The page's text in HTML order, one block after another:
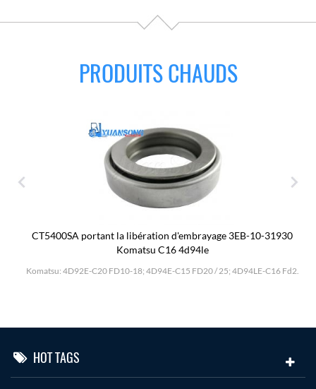
PRODUITS CHAUDS
CT5400SA portant la libération d'embrayage 3EB-10-31930
Komatsu C16 4d94le
Komatsu: 4D92E-C20 FD10-18; 4D94E-C15 FD20 / 25; 4D94LE-C16 Fd2.
HOT TAGS